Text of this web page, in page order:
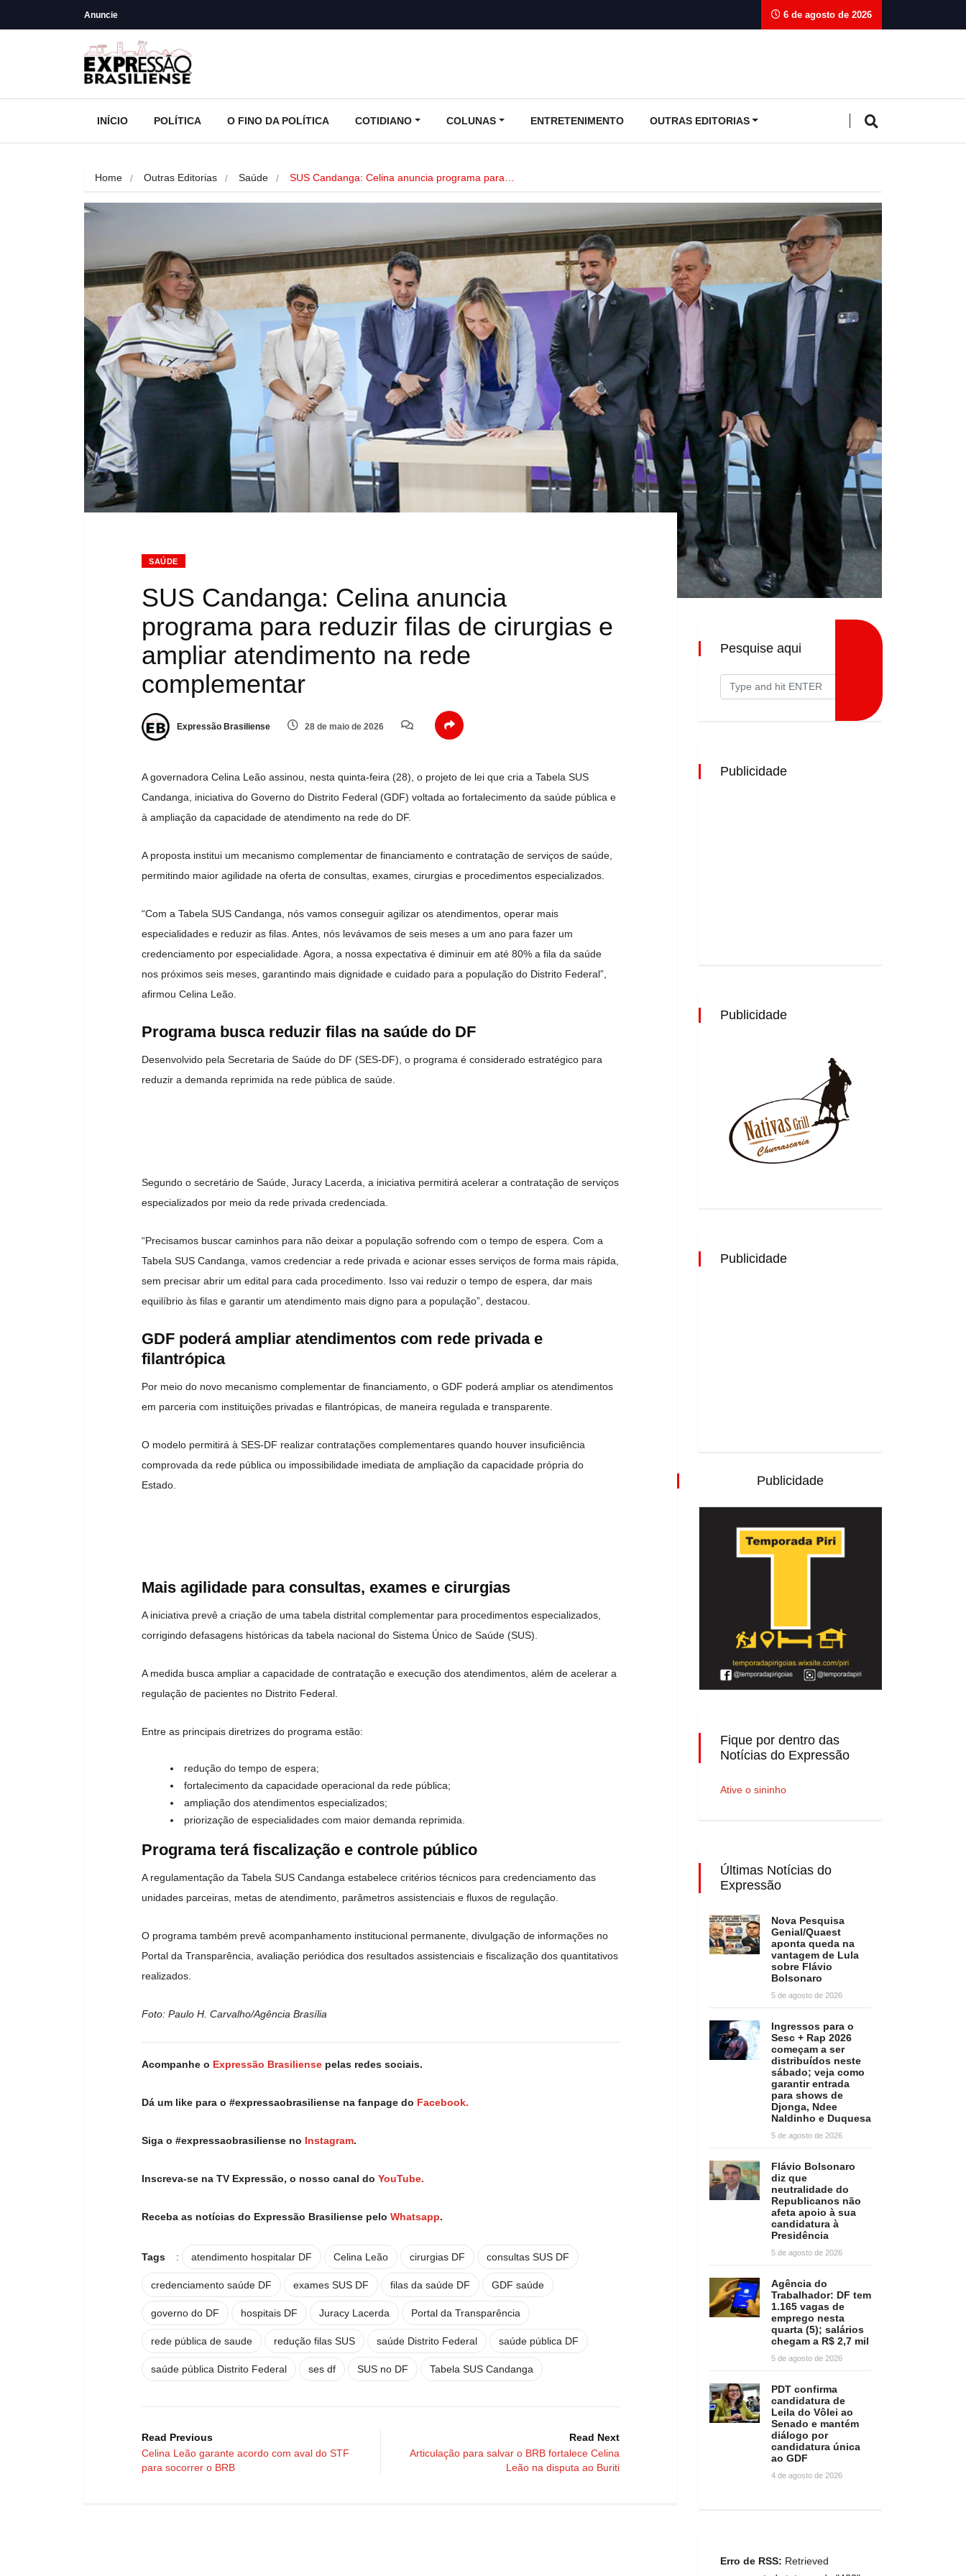
Anuncie 6 de agosto de 2026
INÍCIO POLÍTICA O FINO DA POLÍTICA COTIDIANO COLUNAS ENTRETENIMENTO OUTRAS EDITORIAS
Home Outras Editorias Saúde SUS Candanga: Celina anuncia programa para…
SAÚDE
SUS Candanga: Celina anuncia
programa para reduzir filas de cirurgias e
ampliar atendimento na rede
complementar
Expressão Brasiliense 28 de maio de 2026
A governadora Celina Leão assinou, nesta quinta-feira (28), o projeto de lei que cria a Tabela SUS
Candanga, iniciativa do Governo do Distrito Federal (GDF) voltada ao fortalecimento da saúde pública e
à ampliação da capacidade de atendimento na rede do DF.
A proposta institui um mecanismo complementar de financiamento e contratação de serviços de saúde,
permitindo maior agilidade na oferta de consultas, exames, cirurgias e procedimentos especializados.
“Com a Tabela SUS Candanga, nós vamos conseguir agilizar os atendimentos, operar mais
especialidades e reduzir as filas. Antes, nós levávamos de seis meses a um ano para fazer um
credenciamento por especialidade. Agora, a nossa expectativa é diminuir em até 80% a fila da saúde
nos próximos seis meses, garantindo mais dignidade e cuidado para a população do Distrito Federal”,
afirmou Celina Leão.
Programa busca reduzir filas na saúde do DF
Desenvolvido pela Secretaria de Saúde do DF (SES-DF), o programa é considerado estratégico para
reduzir a demanda reprimida na rede pública de saúde.
Segundo o secretário de Saúde, Juracy Lacerda, a iniciativa permitirá acelerar a contratação de serviços
especializados por meio da rede privada credenciada.
“Precisamos buscar caminhos para não deixar a população sofrendo com o tempo de espera. Com a
Tabela SUS Candanga, vamos credenciar a rede privada e acionar esses serviços de forma mais rápida,
sem precisar abrir um edital para cada procedimento. Isso vai reduzir o tempo de espera, dar mais
equilíbrio às filas e garantir um atendimento mais digno para a população”, destacou.
GDF poderá ampliar atendimentos com rede privada e
filantrópica
Por meio do novo mecanismo complementar de financiamento, o GDF poderá ampliar os atendimentos
em parceria com instituições privadas e filantrópicas, de maneira regulada e transparente.
O modelo permitirá à SES-DF realizar contratações complementares quando houver insuficiência
comprovada da rede pública ou impossibilidade imediata de ampliação da capacidade própria do
Estado.
Mais agilidade para consultas, exames e cirurgias
A iniciativa prevê a criação de uma tabela distrital complementar para procedimentos especializados,
corrigindo defasagens históricas da tabela nacional do Sistema Único de Saúde (SUS).
A medida busca ampliar a capacidade de contratação e execução dos atendimentos, além de acelerar a
regulação de pacientes no Distrito Federal.
Entre as principais diretrizes do programa estão:
redução do tempo de espera;
fortalecimento da capacidade operacional da rede pública;
ampliação dos atendimentos especializados;
priorização de especialidades com maior demanda reprimida.
Programa terá fiscalização e controle público
A regulamentação da Tabela SUS Candanga estabelece critérios técnicos para credenciamento das
unidades parceiras, metas de atendimento, parâmetros assistenciais e fluxos de regulação.
O programa também prevê acompanhamento institucional permanente, divulgação de informações no
Portal da Transparência, avaliação periódica dos resultados assistenciais e fiscalização dos quantitativos
realizados.
Foto: Paulo H. Carvalho/Agência Brasília
Acompanhe o Expressão Brasiliense pelas redes sociais.
Dá um like para o #expressaobrasiliense na fanpage do Facebook.
Siga o #expressaobrasiliense no Instagram.
Inscreva-se na TV Expressão, o nosso canal do YouTube.
Receba as notícias do Expressão Brasiliense pelo Whatsapp.
Tags : atendimento hospitalar DF Celina Leão cirurgias DF consultas SUS DF
credenciamento saúde DF exames SUS DF filas da saúde DF GDF saúde
governo do DF hospitais DF Juracy Lacerda Portal da Transparência
rede pública de saude redução filas SUS saúde Distrito Federal saúde pública DF
saúde pública Distrito Federal ses df SUS no DF Tabela SUS Candanga
Read Previous
Celina Leão garante acordo com aval do STF
para socorrer o BRB
Read Next
Articulação para salvar o BRB fortalece Celina
Leão na disputa ao Buriti
Pesquise aqui
Publicidade
Publicidade
Publicidade
Publicidade
Fique por dentro das
Notícias do Expressão
Ative o sininho
Últimas Notícias do
Expressão
Nova Pesquisa
Genial/Quaest
aponta queda na
vantagem de Lula
sobre Flávio
Bolsonaro
5 de agosto de 2026
Ingressos para o
Sesc + Rap 2026
começam a ser
distribuídos neste
sábado; veja como
garantir entrada
para shows de
Djonga, Ndee
Naldinho e Duquesa
5 de agosto de 2026
Flávio Bolsonaro
diz que
neutralidade do
Republicanos não
afeta apoio à sua
candidatura à
Presidência
5 de agosto de 2026
Agência do
Trabalhador: DF tem
1.165 vagas de
emprego nesta
quarta (5); salários
chegam a R$ 2,7 mil
5 de agosto de 2026
PDT confirma
candidatura de
Leila do Vôlei ao
Senado e mantém
diálogo por
candidatura única
ao GDF
4 de agosto de 2026
Erro de RSS: Retrieved